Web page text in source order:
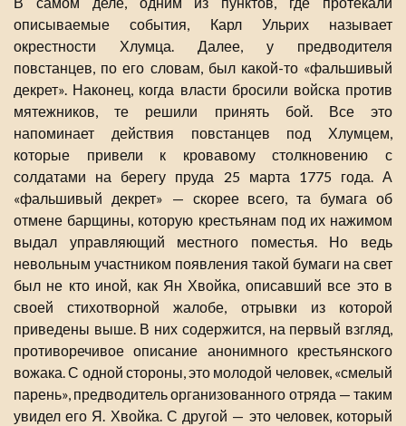
описываемые события, Карл Ульрих называет
окрестности Хлумца. Далее, у предводителя
повстанцев, по его словам, был какой-то «фальшивый
декрет». Наконец, когда власти бросили войска против
мятежников, те решили принять бой. Все это
напоминает действия повстанцев под Хлумцем,
которые привели к кровавому столкновению с
солдатами на берегу пруда 25 марта 1775 года. А
«фальшивый декрет» — скорее всего, та бумага об
отмене барщины, которую крестьянам под их нажимом
выдал управляющий местного поместья. Но ведь
невольным участником появления такой бумаги на свет
был не кто иной, как Ян Хвойка, описавший все это в
своей стихотворной жалобе, отрывки из которой
приведены выше. В них содержится, на первый взгляд,
противоречивое описание анонимного крестьянского
вожака. С одной стороны, это молодой человек, «смелый
парень», предводитель организованного отряда — таким
увидел его Я. Хвойка. С другой — это человек, который